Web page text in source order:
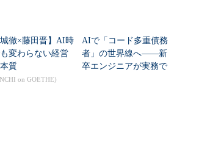
城徹×藤田晋】AI時
変わらない経営
質
on GOETHE)
AIで「コード多重債務
者」の世界線へ――新
卒エンジニアが実務で